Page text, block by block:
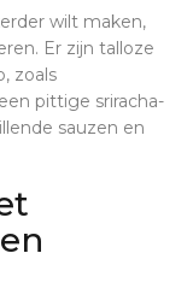
wilt maken,
Er zijn talloze
zoals
pittige sriracha-
sauzen en